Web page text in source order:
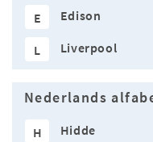
E Edison
L Liverpool
Nederlands
H Hidde